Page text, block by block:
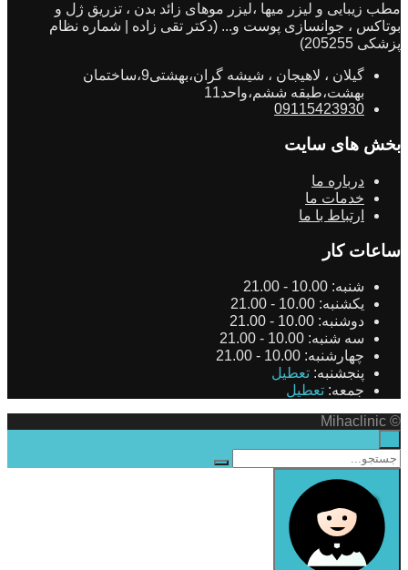
مطب زیبایی و لیزر میها ،لیزر موهای زائد بدن ، تزریق ژل و
بوتاکس ، جوانسازی پوست و... (دکتر تقی زاده | شماره نظام
پزشکی 205255)
گیلان ، لاهیجان ، شیشه گران،بهشتی9،ساختمان
بهشت،طبقه ششم،واحد11
09115423930
بخش های سایت
درباره ما
خدمات ما
ارتباط با ما
ساعات کار
شنبه: 10.00 - 21.00
یکشنبه: 10.00 - 21.00
دوشنبه: 10.00 - 21.00
سه شنبه: 10.00 - 21.00
چهارشنبه: 10.00 - 21.00
پنجشنبه: تعطیل
جمعه: تعطیل
© Mihaclinic